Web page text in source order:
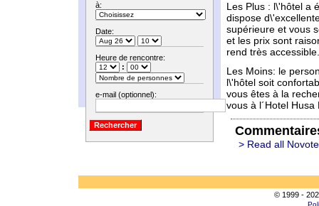
à:
Date:
Heure de rencontre:
:
e-mail (optionnel):
Les Plus : l\'hôtel a
dispose
supérieure et vous
et les prix sont
rend très accessible.
Les Moins: le
l\'hôtel soit
vous êtes à la
vous à l´Hotel
> Read all
© 1999 -